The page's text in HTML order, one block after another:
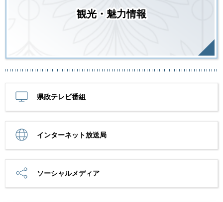
観光・魅力情報
県政テレビ番組
インターネット放送局
ソーシャルメディア